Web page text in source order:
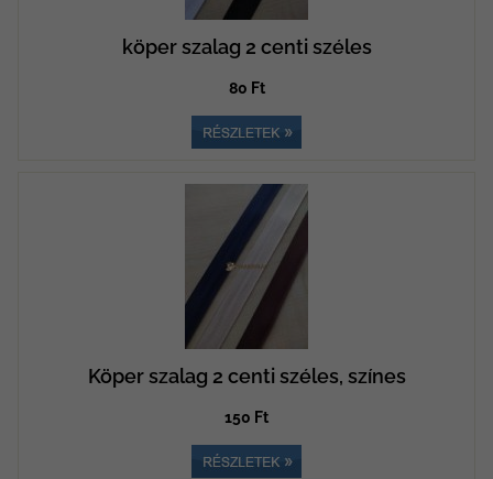
köper szalag 2 centi széles
80 Ft
Köper szalag 2 centi széles, színes
150 Ft